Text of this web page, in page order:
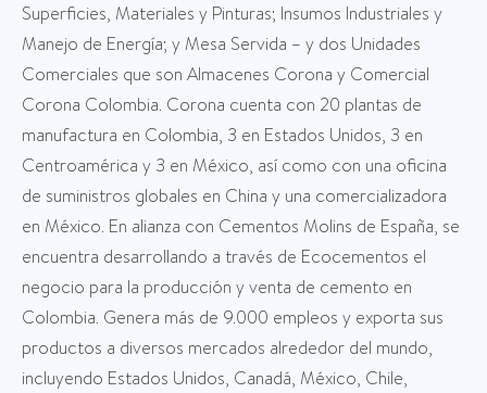
Superficies, Materiales y Pinturas; Insumos Industriales y
Manejo de Energía; y Mesa Servida – y dos Unidades
Comerciales que son Almacenes Corona y Comercial
Corona Colombia. Corona cuenta con 20 plantas de
manufactura en Colombia, 3 en Estados Unidos, 3 en
Centroamérica y 3 en México, así como con una oficina
de suministros globales en China y una comercializadora
en México. En alianza con Cementos Molins de España, se
encuentra desarrollando a través de Ecocementos el
negocio para la producción y venta de cemento en
Colombia. Genera más de 9.000 empleos y exporta sus
productos a diversos mercados alrededor del mundo,
incluyendo Estados Unidos, Canadá, México, Chile,